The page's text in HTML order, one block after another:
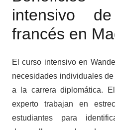
intensivo
francés en
El curso intensivo en
necesidades individuales
a la carrera diplomática.
experto trabajan en
estudiantes para